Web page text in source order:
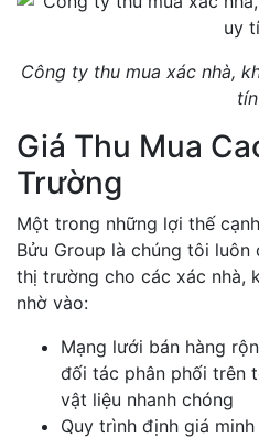
Công ty thu mua xác nhà,
tín
Giá Thu Mua
Trường
Một trong những lợi thế
Bửu Group là chúng tôi
thị trường cho các xác nhà,
nhờ vào:
Mạng lưới bán hàng
đối tác phân phối trên
vật liệu nhanh chóng
Quy trình định giá